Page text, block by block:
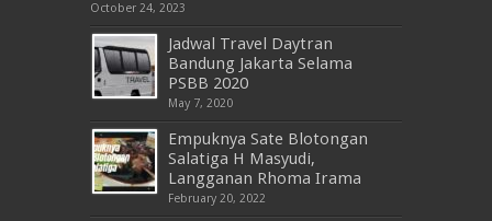
October 24, 2023
Jadwal Travel Daytran
Bandung Jakarta Selama
PSBB 2020
May 7, 2020
Empuknya Sate Blotongan
Salatiga H Masyudi,
Langganan Rhoma Irama
February 20, 2022